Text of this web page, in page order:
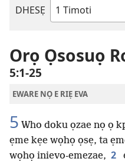
DHESẸ
Ebe
Orọ Ọsosuọ
5:1-25
EWARE NỌ E RIẸ EVA
5 Who doku ọzae nọ ọ
ẹme kẹe wọhọ ọsẹ, ta
wọhọ inievo-emezae, 2